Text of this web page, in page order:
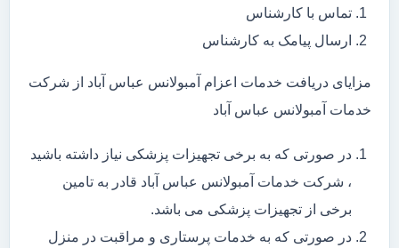
تماس با کارشناس
ارسال پیامک به کارشناس
مزایای دریافت خدمات اعزام آمبولانس عباس آباد از شرکت
خدمات آمبولانس عباس آباد
در صورتی که به برخی تجهیزات پزشکی نیاز داشته باشید
، شرکت خدمات آمبولانس عباس آباد قادر به تامین
برخی از تجهیزات پزشکی می باشد.
در صورتی که به خدمات پرستاری و مراقبت در منزل